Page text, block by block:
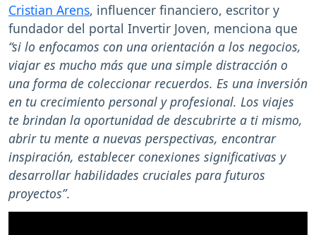
Cristian Arens, influencer financiero, escritor y
fundador del portal Invertir Joven, menciona que
“si lo enfocamos con una orientación a los negocios,
viajar es mucho más que una simple distracción o
una forma de coleccionar recuerdos. Es una inversión
en tu crecimiento personal y profesional. Los viajes
te brindan la oportunidad de descubrirte a ti mismo,
abrir tu mente a nuevas perspectivas, encontrar
inspiración, establecer conexiones significativas y
desarrollar habilidades cruciales para futuros
proyectos”.